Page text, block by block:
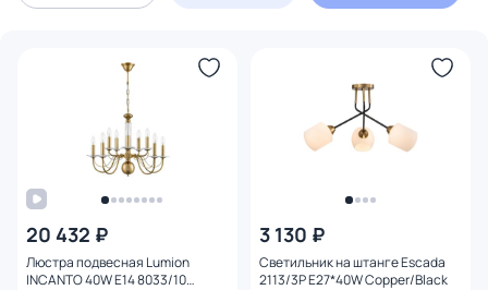
20 432 ₽
Люстра подвесная Lumion
INCANTO 40W E14 8033/10
3 130 ₽
Светильник на штанге Escada
2113/3P E27*40W Copper/Black
Дизайнерский свет 10
В наличии 23
Доставка
Цена